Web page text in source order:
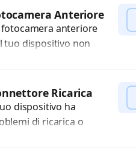
come immagini
messa a fuoco
funzionante,...
Anteriore
fotocamera anteriore
tuo dispositivo non
con problemi
immagini sfocate,
a...
Ricarica
dispositivo ha
di ricarica o